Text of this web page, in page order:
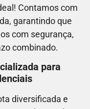
Contamos com
garantindo que
com segurança,
combinado.
para
diversificada e